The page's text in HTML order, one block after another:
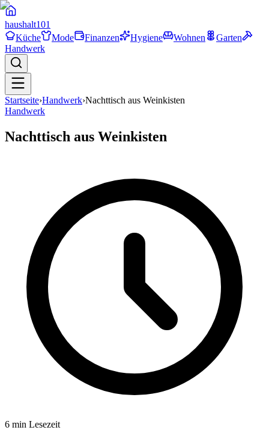
haushalt101
Küche
Mode Finanzen Hygiene Wohnen
Garten
Handwerk
Startseite›Handwerk›Nachttisch aus Weinkisten
Handwerk
Nachttisch aus Weinkisten
6 min Lesezeit